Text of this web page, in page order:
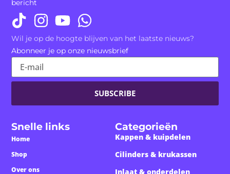
Snelle links
Home
Shop
Over ons
Categorieën
Kappen & kuipdelen
Cilinders & krukassen
Inlaat & onderdelen
bericht
Wil je op de hoogte blijven van het laatste nieuws?
Abonneer je op onze nieuwsbrief
SUBSCRIBE